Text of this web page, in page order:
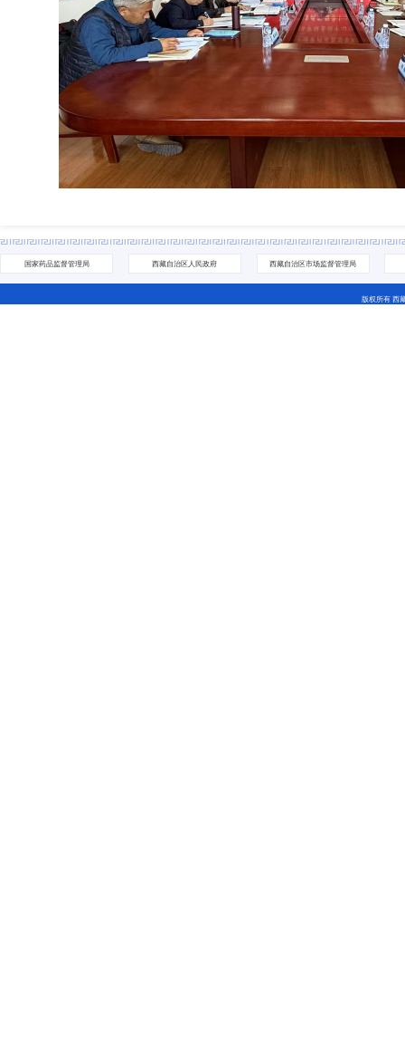
国家药品监督管理局 西藏自治区人民政府 西藏自治区市场监督管理局
版权所有 西